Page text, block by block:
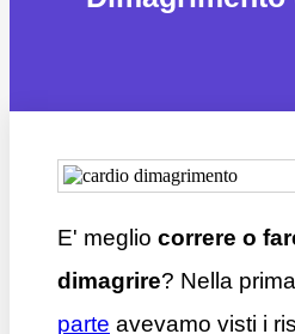
E' meglio correre o
dimagrire? Nella prima
parte avevamo visti i